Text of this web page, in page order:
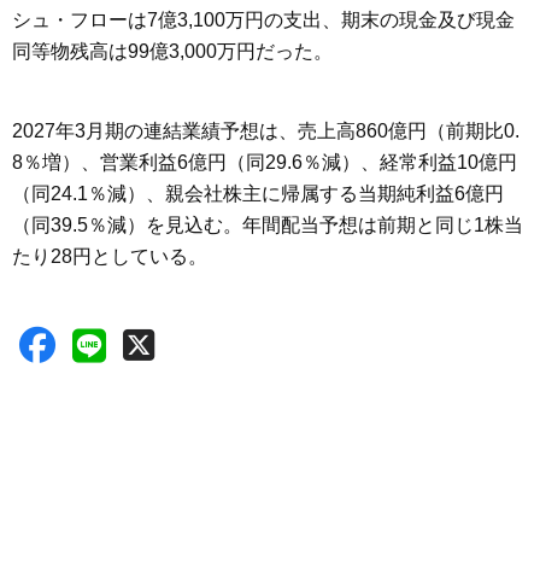
シュ・フローは7億3,100万円の支出、期末の現金及び現金
同等物残高は99億3,000万円だった。
2027年3月期の連結業績予想は、売上高860億円（前期比0.
8％増）、営業利益6億円（同29.6％減）、経常利益10億円
（同24.1％減）、親会社株主に帰属する当期純利益6億円
（同39.5％減）を見込む。年間配当予想は前期と同じ1株当
たり28円としている。